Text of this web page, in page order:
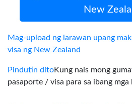
New
Mag-upload ng larawan upang
visa ng New Zealand
Pindutin ditoKung nais mong
pasaporte / visa para sa ibang mga